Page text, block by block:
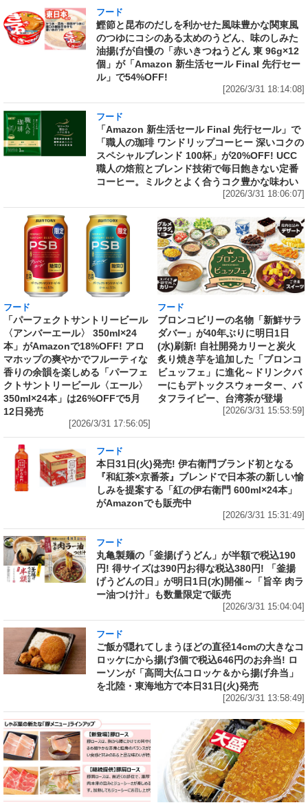
フード
鰹節と昆布のだしを利かせた風味豊かな関東風
のつゆにコシのある太めのうどん、味のしみた
油揚げが自慢の「赤いきつねうどん 東 96g×12
個」が「Amazon 新生活セール Final 先行セー
ル」で54%OFF!
[2026/3/31 18:14:08]
フード
「Amazon 新生活セール Final 先行セール」で
「職人の珈琲 ワンドリップコーヒー 深いコクの
スペシャルブレンド 100杯」が20%OFF! UCC
職人の焙煎とブレンド技術で毎日飽きない定番
コーヒー。ミルクとよく合うコク豊かな味わい
[2026/3/31 18:06:07]
フード
「パーフェクトサントリービール
〈アンバーエール〉 350ml×24
本」がAmazonで18%OFF! アロ
マホップの爽やかでフルーティな
香りの余韻を楽しめる「パーフェ
クトサントリービール〈エール〉
350ml×24本」は26%OFFで5月
12日発売
[2026/3/31 17:56:05]
フード
ブロンコビリーの名物「新鮮サラ
ダバー」が40年ぶりに明日1日
(水)刷新! 自社開発カリーと炭火
炙り焼き芋を追加した「ブロンコ
ビュッフェ」に進化～ドリンクバ
ーにもデトックスウォーター、バ
タフライピー、台湾茶が登場
[2026/3/31 15:53:59]
フード
本日31日(火)発売! 伊右衛門ブランド初となる
『和紅茶×京番茶』ブレンドで日本茶の新しい愉
しみを提案する「紅の伊右衛門 600ml×24本」
がAmazonでも販売中
[2026/3/31 15:31:49]
フード
丸亀製麺の「釜揚げうどん」が半額で税込190
円! 得サイズは390円お得な税込380円! 「釜揚
げうどんの日」が明日1日(水)開催～「旨辛 肉ラ
ー油つけ汁」も数量限定で販売
[2026/3/31 15:04:04]
フード
ご飯が隠れてしまうほどの直径14cmの大きなコ
ロッケにから揚げ3個で税込646円のお弁当! ロ
ーソンが「高岡大仏コロッケ＆から揚げ弁当」
を北陸・東海地方で本日31日(火)発売
[2026/3/31 13:58:49]